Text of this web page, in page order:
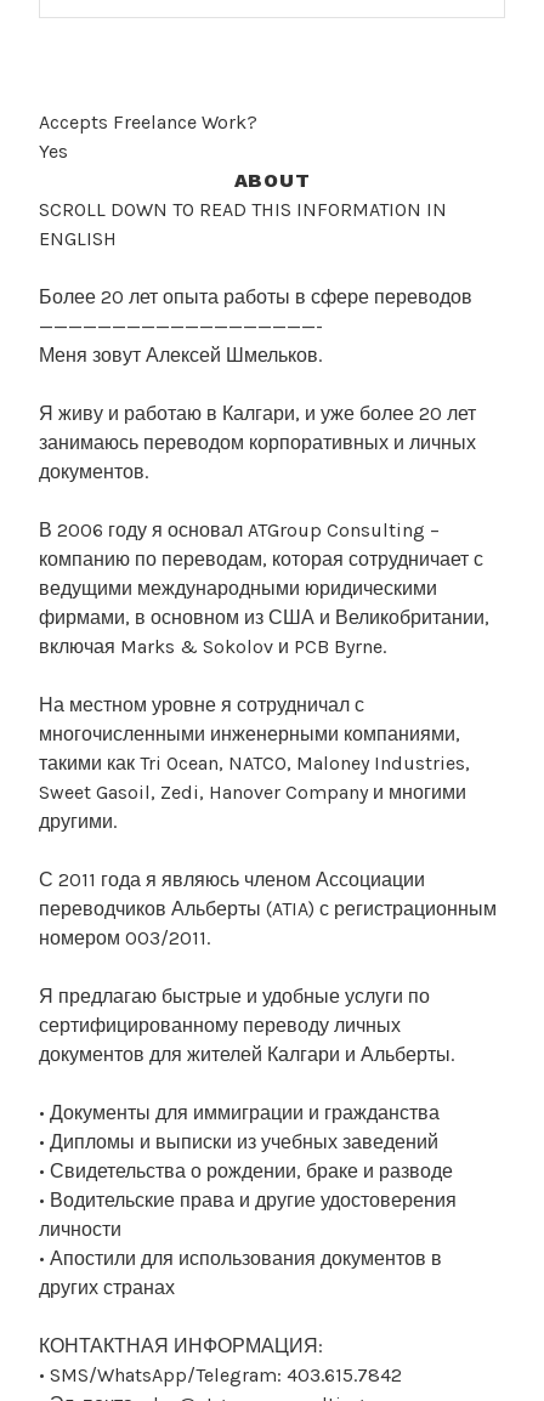
Accepts Freelance Work?
Yes
ABOUT
SCROLL DOWN TO READ THIS INFORMATION IN
ENGLISH
Более 20 лет опыта работы в сфере переводов
———————————————————-
Меня зовут Алексей Шмельков.
Я живу и работаю в Калгари, и уже более 20 лет
занимаюсь переводом корпоративных и личных
документов.
В 2006 году я основал ATGroup Consulting –
компанию по переводам, которая сотрудничает с
ведущими международными юридическими
фирмами, в основном из США и Великобритании,
включая Marks & Sokolov и PCB Byrne.
На местном уровне я сотрудничал с
многочисленными инженерными компаниями,
такими как Tri Ocean, NATCO, Maloney Industries,
Sweet Gasoil, Zedi, Hanover Company и многими
другими.
С 2011 года я являюсь членом Ассоциации
переводчиков Альберты (ATIA) с регистрационным
номером 003/2011.
Я предлагаю быстрые и удобные услуги по
сертифицированному переводу личных
документов для жителей Калгари и Альберты.
• Документы для иммиграции и гражданства
• Дипломы и выписки из учебных заведений
• Свидетельства о рождении, браке и разводе
• Водительские права и другие удостоверения
личности
• Апостили для использования документов в
других странах
КОНТАКТНАЯ ИНФОРМАЦИЯ:
• SMS/WhatsApp/Telegram: 403.615.7842